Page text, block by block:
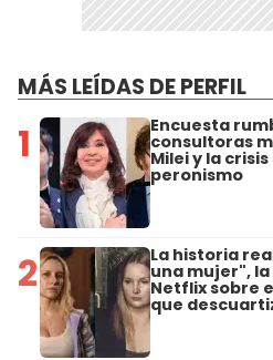
MÁS LEÍDAS DE PERFIL
1 Encuesta
consultoras
Milei y la
peronismo
2 La historia
una mujer",
Netflix sobre
que